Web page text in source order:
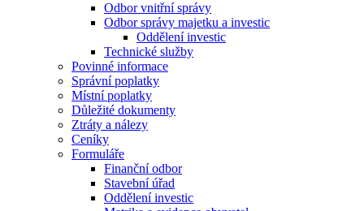
Odbor vnitřní správy
Odbor správy majetku a investic
Oddělení investic
Technické služby
Povinné informace
Správní poplatky
Místní poplatky
Důležité dokumenty
Ztráty a nálezy
Ceníky
Formuláře
Finanční odbor
Stavební úřad
Oddělení investic